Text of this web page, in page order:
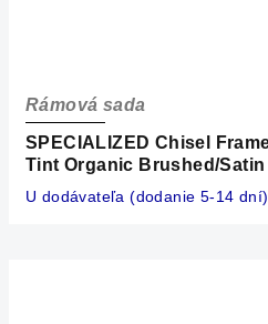
SPECIALIZED Chisel
Tint Organic Brushed/
Rámová sada
U dodávateľa (dodanie 5-14 dní)